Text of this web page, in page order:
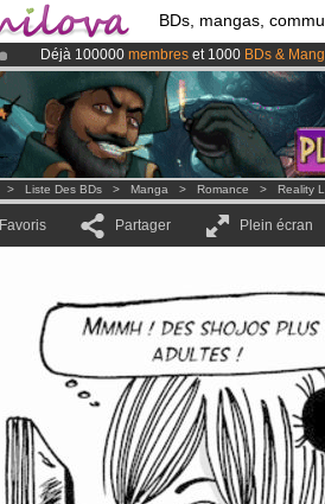
BDs, mangas,
Déjà 100000 membres et 1000 BDs &
Abonnement premium: à partir de3.95
LeKickstarter Amilova est désormais lancé
> Liste Des BDs > Manga > Romance > Reality
Favoris Partager Plein écran